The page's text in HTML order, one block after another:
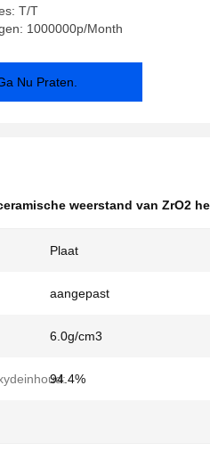
T/T
1000000p/Month
Nu Praten.
weerstand van ZrO2
Plaat
aangepast
6.0g/cm3
94.4%